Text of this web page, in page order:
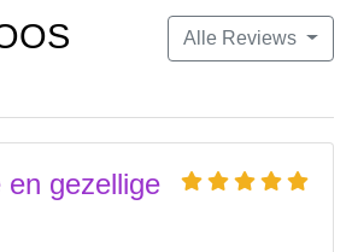
Alle Reviews
en gezellige